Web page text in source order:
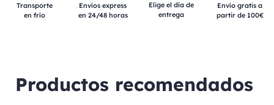
Transporte
en frío
Envíos express
en 24/48 horas
Elige el día de
entrega
Envío gratis a
partir de 100€
Productos recomendados